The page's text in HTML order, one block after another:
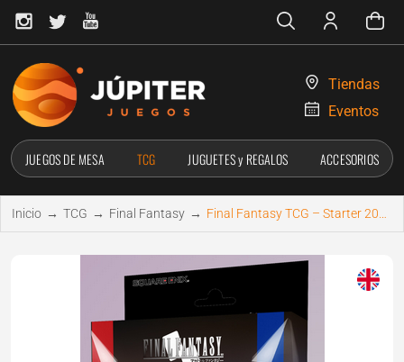
JUEGOS DE MESA TCG JUGUETES y REGALOS ACCESORIOS
Tiendas
Eventos
Inicio → TCG → Final Fantasy → Final Fantasy TCG – Starter 2025 vol 1 (Inglés)